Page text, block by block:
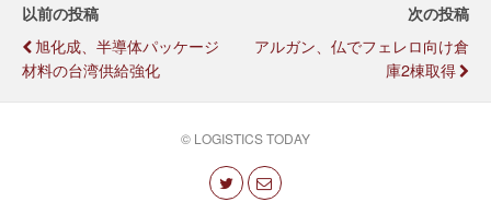
以前の投稿
旭化成、半導体パッケージ
材料の台湾供給強化
次の投稿
アルガン、仏でフェレロ向け倉
庫2棟取得
© LOGISTICS TODAY